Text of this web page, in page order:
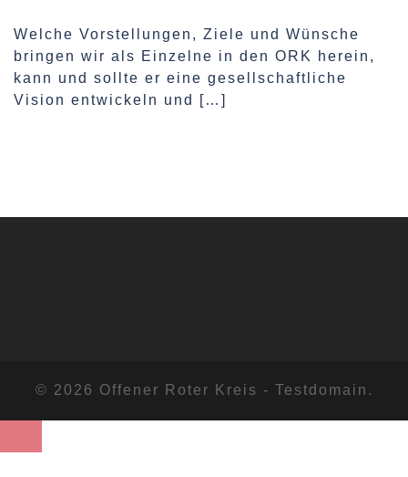
Welche Vorstellungen, Ziele und Wünsche
bringen wir als Einzelne in den ORK herein,
kann und sollte er eine gesellschaftliche
Vision entwickeln und […]
© 2026 Offener Roter Kreis - Testdomain.